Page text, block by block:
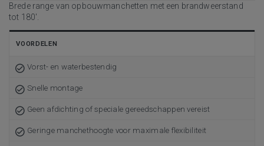
Brede range van opbouwmanchetten met een brandweerstand
tot 180'.
VOORDELEN
Vorst- en waterbestendig
Snelle montage
Geen afdichting of speciale gereedschappen vereist
Geringe manchethoogte voor maximale flexibiliteit